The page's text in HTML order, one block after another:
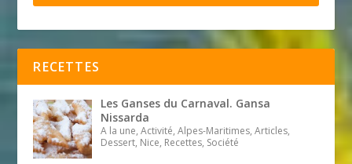
RECETTES
Les Ganses du Carnaval. Gansa
Nissarda
A la une, Activité, Alpes-Maritimes, Articles,
Dessert, Nice, Recettes, Société